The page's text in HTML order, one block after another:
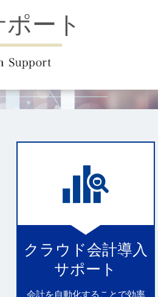
ート
クラウド会計導入
サポート
会計を自動化することで効率